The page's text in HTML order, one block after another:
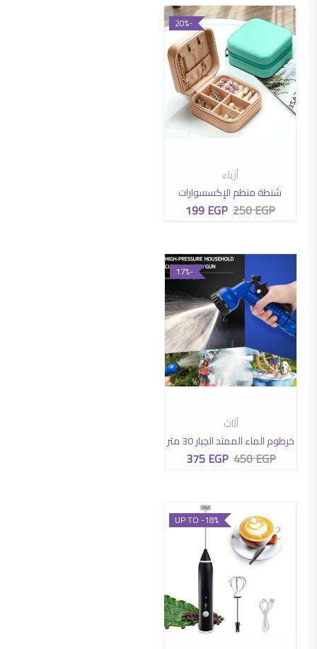
-20%
إضافة إلى السلة
أزياء
شنطة منظم الإكسسوارات
250EGP السعر الأصلي هو: 250 EGP.
199EGP
-17%
إضافة إلى السلة
أثاث
خرطوم الماء الممتد الجبار 30 متر
450EGP السعر الأصلي هو: 450 EGP.
375EGP
UP TO -18%